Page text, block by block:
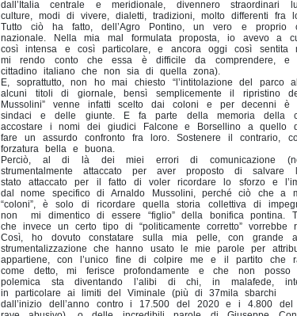
dall’Italia centrale e meridionale, divennero
culture, modi di vivere, dialetti, tradizioni, molto differenti fra
Tutto ciò ha fatto, dell’Agro Pontino, un vero e proprio
nazionale. Nella mia mal formulata proposta, io avevo a
così intensa e così particolare, e ancora oggi così
mi rendo conto che essa è difficile da comprendere, e
cittadino italiano che non sia di quella zona).
E, soprattutto, non ho mai chiesto “l’intitolazione del parco
alcuni titoli di giornale, bensì semplicemente il ripristino
Mussolini” venne infatti scelto dai coloni e per decenni è
sindaci e delle giunte. E fa parte della memoria della
accostare i nomi dei giudici Falcone e Borsellino a quello
fare un assurdo confronto fra loro. Sostenere il contrario,
forzatura bella e buona.
Perciò, al di là dei miei errori di comunicazione
strumentalmente attaccato per aver proposto di
stato attaccato per il fatto di voler ricordare lo sforzo e
dal nome specifico di Arnaldo Mussolini, perché ciò che a
“coloni”, è solo di ricordare quella storia collettiva di
non mi dimentico di essere “figlio” della bonifica pontina.
che invece un certo tipo di “politicamente corretto” vorrebbe
Così, ho dovuto constatare sulla mia pelle, con grande
strumentalizzazione che hanno usato le mie parole per
appartiene, con l’unico fine di colpire me e il partito che
come detto, mi ferisce profondamente e che non
polemica sta diventando l’alibi di chi, in malafede,
in particolare ai limiti del Viminale (più di 37mila sbarchi
dall’inizio dell’anno contro i 17.500 del 2020 e i 4.800